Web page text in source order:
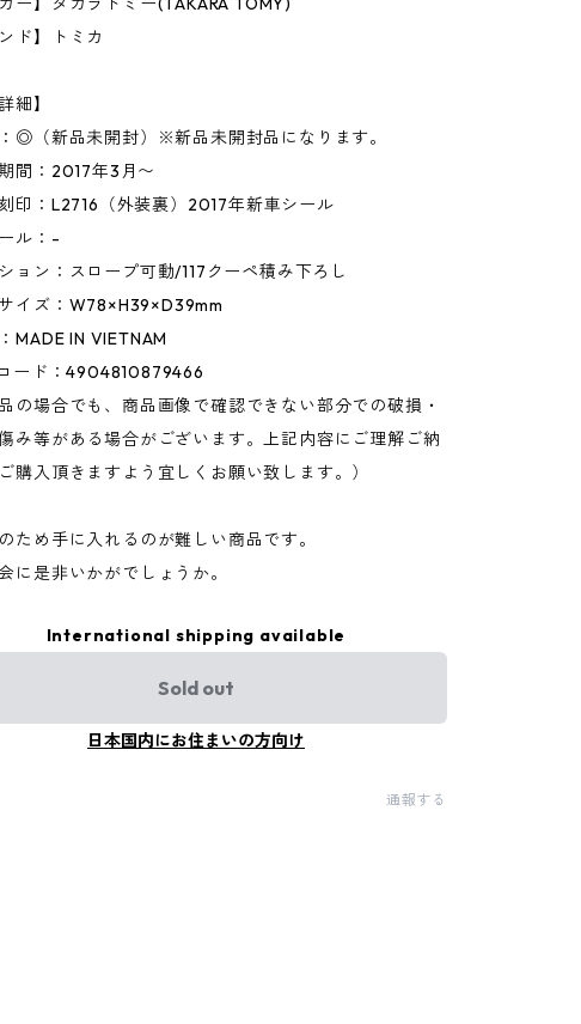
ド】トミカ
細】
◎（新品未開封）※新品未開封品になります。
間：2017年3月〜
印：L2716（外装裏）2017年新車シール
ル：-
ョン：スロープ可動/117クーペ積み下ろし
イズ：W78×H39×D39mm
MADE IN VIETNAM
ード：4904810879466
の場合でも、商品画像で確認できない部分での破損・
み等がある場合がございます。上記内容にご理解ご納
購入頂きますよう宜しくお願い致します。）
ため手に入れるのが難しい商品です。
に是非いかがでしょうか。
International shipping available
Sold out
日本国内にお住まいの方向け
通報する